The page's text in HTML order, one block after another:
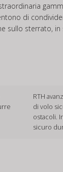
di
sullo sterrato,
RTH
di volo
ostacoli.
sicuro